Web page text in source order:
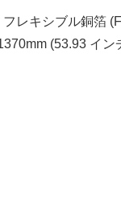
レキシブル銅箔
(53.93 イ